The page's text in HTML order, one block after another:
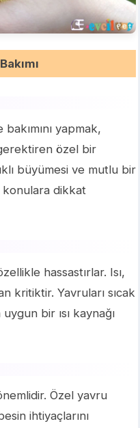
yapmak,
özel bir
büyümesi ve mutlu bir
konulara dikkat
hassastırlar. Isı,
kritiktir. Yavruları sıcak
bir ısı kaynağı
Özel yavru
ihtiyaçlarını